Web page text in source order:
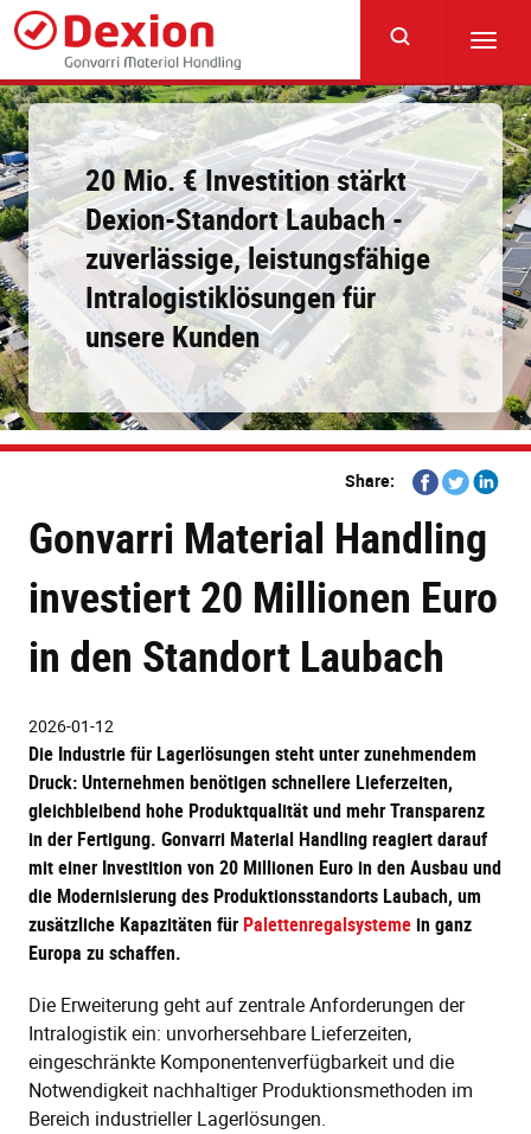
Skip
main
content
20 Mio. € Investition stärkt
Dexion-Standort Laubach -
zuverlässige, leistungsfähige
Intralogistiklösungen für
unsere Kunden
Share:
Share
on
Facebook
Share
on
Twitter
Share
Gonvarri Material Handling
investiert 20 Millionen Euro
in den Standort Laubach
2026-01-12
Die Industrie für Lagerlösungen steht unter zunehmendem
Druck: Unternehmen benötigen schnellere Lieferzeiten,
gleichbleibend hohe Produktqualität und mehr Transparenz
in der Fertigung. Gonvarri Material Handling reagiert darauf
mit einer Investition von 20 Millionen Euro in den Ausbau und
die Modernisierung des Produktionsstandorts Laubach, um
zusätzliche Kapazitäten für Palettenregalsysteme in ganz
Europa zu schaffen.
Die Erweiterung geht auf zentrale Anforderungen der
Intralogistik ein: unvorhersehbare Lieferzeiten,
eingeschränkte Komponentenverfügbarkeit und die
Notwendigkeit nachhaltiger Produktionsmethoden im
Bereich industrieller Lagerlösungen.